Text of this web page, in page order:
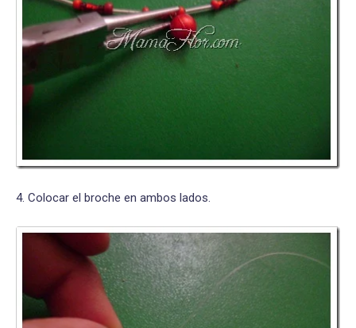
4. Colocar el broche en ambos lados.